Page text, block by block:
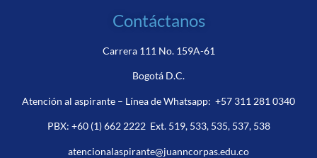
Contáctanos
Carrera 111 No. 159A-61
Bogotá D.C.
Atención al aspirante – Línea de Whatsapp: +57 311 281 0340
PBX: +60 (1) 662 2222Ext. 519, 533, 535, 537, 538
atencionalaspirante@juanncorpas.edu.co